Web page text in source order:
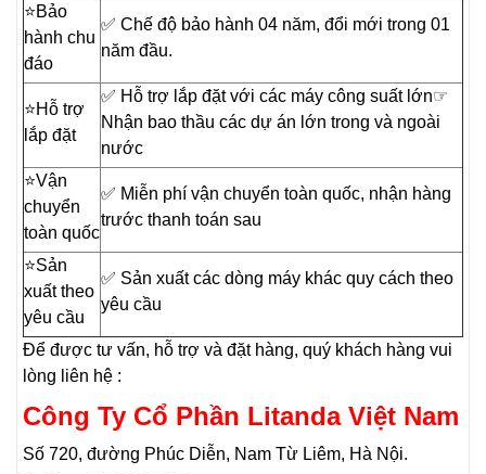
⭐️Bảo
hành chu
đáo
✅ Chế độ bảo hành 04 năm, đổi mới trong 01
năm đầu.
⭐️Hỗ trợ
lắp đặt
✅ Hỗ trợ lắp đặt với các máy công suất lớn☞
Nhận bao thầu các dự án lớn trong và ngoài
nước
⭐️Vận
chuyển
toàn quốc
✅ Miễn phí vận chuyển toàn quốc, nhận hàng
trước thanh toán sau
⭐️Sản
xuất theo
yêu cầu
✅ Sản xuất các dòng máy khác quy cách theo
yêu cầu
Để được tư vấn, hỗ trợ và đặt hàng, quý khách hàng vui
lòng liên hệ :
Công Ty Cổ Phần Litanda Việt Nam
Số 720, đường Phúc Diễn, Nam Từ Liêm, Hà Nội.